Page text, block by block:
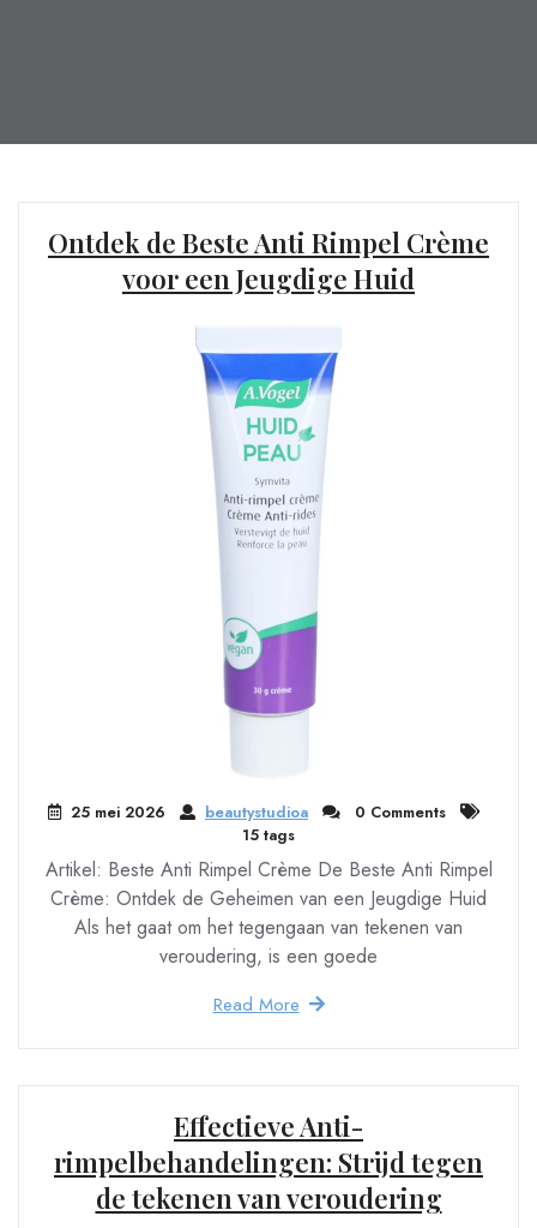
Ontdek de Beste Anti Rimpel Crème
voor een Jeugdige Huid
25 mei 2026 beautystudioa
0 Comments
15 tags
Artikel: Beste Anti Rimpel Crème De Beste Anti Rimpel
Crème: Ontdek de Geheimen van een Jeugdige Huid
Als het gaat om het tegengaan van tekenen van
veroudering, is een goede
Read More
Effectieve Anti-
rimpelbehandelingen: Strijd tegen
de tekenen van veroudering